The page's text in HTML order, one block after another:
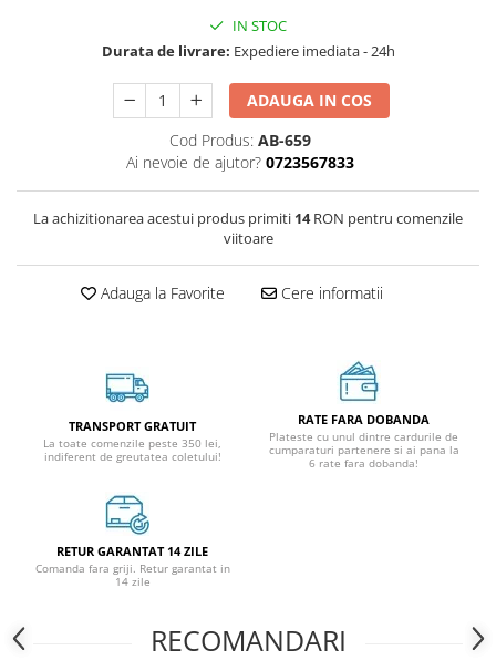
IN STOC
Durata de livrare: Expediere imediata - 24h
ADAUGA IN COS
Cod Produs: AB-659
Ai nevoie de ajutor? 0723567833
La achizitionarea acestui produs primiti 14RON pentru comenzile
viitoare
Adauga la Favorite Cere informatii
TRANSPORT GRATUIT
La toate comenzile peste 350 lei,
indiferent de greutatea coletului!
RATE FARA DOBANDA
Plateste cu unul dintre cardurile de
cumparaturi partenere si ai pana la
6 rate fara dobanda!
RETUR GARANTAT 14 ZILE
Comanda fara griji. Retur garantat in
14 zile
RECOMANDARI